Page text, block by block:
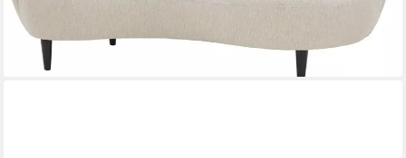
-45%
lieferbar in 4 Wochen